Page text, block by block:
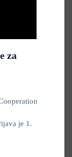
za
je 1.